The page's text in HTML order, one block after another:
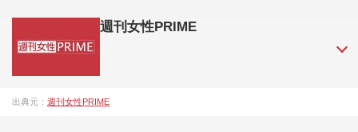
週刊女性PRIME
成27年）1月に開設された主婦と生活社が運営する日本のニュ
出典元： 週刊女性PRIME